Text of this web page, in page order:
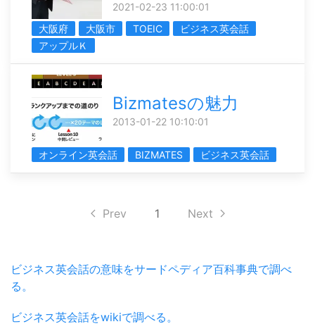
2021-02-23 11:00:01
大阪府
大阪市 TOEIC
ビジネス英会話
アップルＫ
Bizmatesの魅力
2013-01-22 10:10:01
オンライン英会話 BIZMATES ビジネス英会話
Prev 1 Next
ビジネス英会話の意味をサードペディア百科事典で調べ
る。
ビジネス英会話をwikiで調べる。